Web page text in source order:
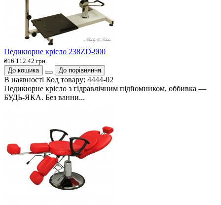
Педикюрне крісло 238ZD-900
₴16 112.42 грн.
До кошика
До порівняння
В наявності Код товару: 4444-02
Педикюрне крісло з гідравлічним підйомником, оббивка —
БУДЬ-ЯКА. Без ванни...